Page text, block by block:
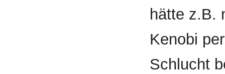
hätte z.B.
Kenobi
Schlucht